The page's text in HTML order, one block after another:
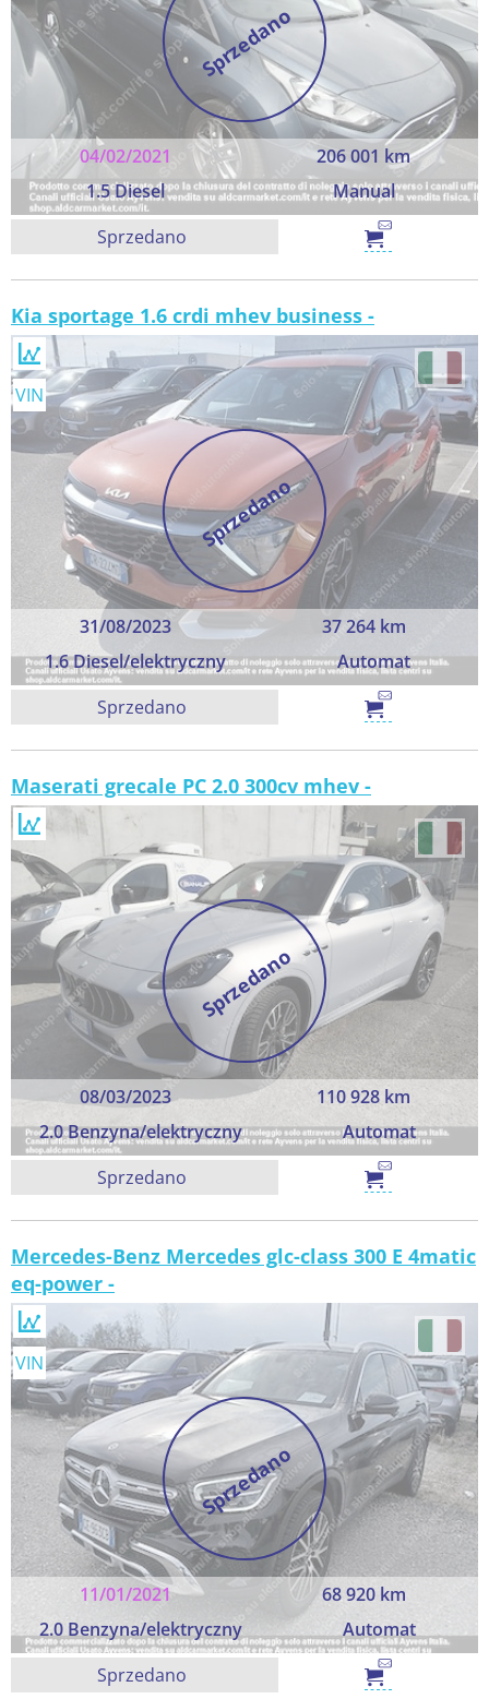
Sprzedano
04/02/2021
206 001 km
1.5 Diesel
Manual
Sprzedano
Kia sportage 1.6 crdi mhev business -
Sprzedano
31/08/2023
37 264 km
1.6 Diesel/elektryczny
Automat
VIN
Sprzedano
Maserati grecale PC 2.0 300cv mhev -
Sprzedano
08/03/2023
110 928 km
2.0 Benzyna/elektryczny
Automat
Sprzedano
Mercedes-Benz Mercedes glc-class 300 E 4matic
eq-power -
Sprzedano
11/01/2021
68 920 km
2.0 Benzyna/elektryczny
Automat
VIN
Sprzedano